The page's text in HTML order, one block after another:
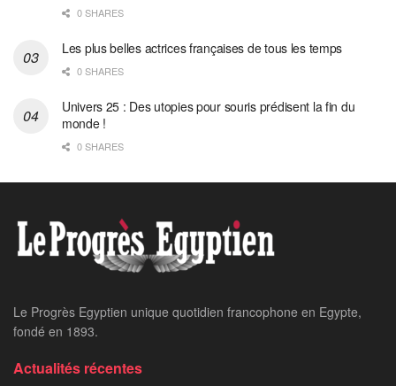
0 SHARES
Les plus belles actrices françaises de tous les temps
0 SHARES
Univers 25 : Des utopies pour souris prédisent la fin du
monde !
0 SHARES
Le Progrès Egyptien unique quotidien francophone en Egypte,
fondé en 1893.
Actualités récentes